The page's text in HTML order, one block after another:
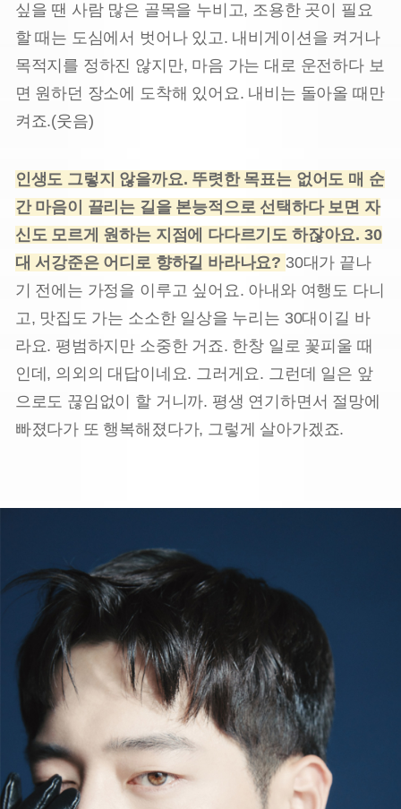
싶을 땐 사람 많은 골목을 누비고, 조용한 곳이 필요
할 때는 도심에서 벗어나 있고. 내비게이션을 켜거나
목적지를 정하진 않지만, 마음 가는 대로 운전하다 보
면 원하던 장소에 도착해 있어요. 내비는 돌아올 때만
켜죠.(웃음)
인생도 그렇지 않을까요. 뚜렷한 목표는 없어도 매 순
간 마음이 끌리는 길을 본능적으로 선택하다 보면 자
신도 모르게 원하는 지점에 다다르기도 하잖아요. 30
대 서강준은 어디로 향하길 바라나요? 30대가 끝나
기 전에는 가정을 이루고 싶어요. 아내와 여행도 다니
고, 맛집도 가는 소소한 일상을 누리는 30대이길 바
라요. 평범하지만 소중한 거죠. 한창 일로 꽃피울 때
인데, 의외의 대답이네요. 그러게요. 그런데 일은 앞
으로도 끊임없이 할 거니까. 평생 연기하면서 절망에
빠졌다가 또 행복해졌다가, 그렇게 살아가겠죠.